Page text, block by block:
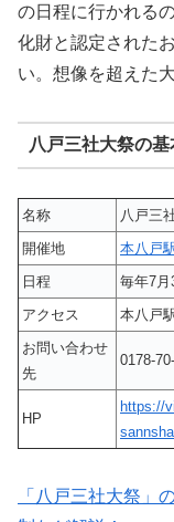
の日程に行かれる
化財と認定された
い。想像を超えた
八戸三社大祭の基
名称
八戸三
開催地
本八戸
日程
毎年7月
アクセス
本八戸
お問い合わせ
先
0178-
HP
https://
「八戸三社大祭」